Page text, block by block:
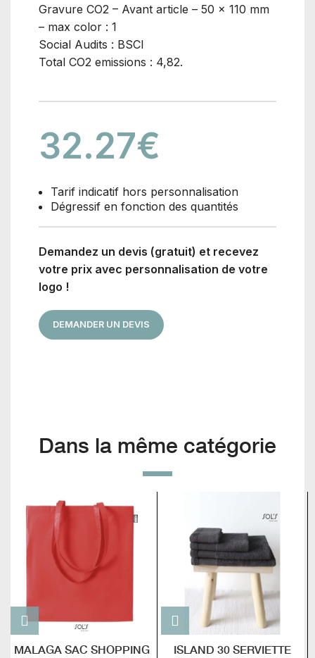
Gravure CO2 – Avant article – 50 x 110 mm
– max color : 1
Social Audits : BSCI
Total CO2 emissions : 4,82.
32.27€
Tarif indicatif hors personnalisation
Dégressif en fonction des quantités
Demandez un devis (gratuit) et recevez
votre prix avec personnalisation de votre
logo !
DEMANDER UN DEVIS
Dans la même catégorie
MALAGA SAC SHOPPING ISLAND 30 SERVIETTE